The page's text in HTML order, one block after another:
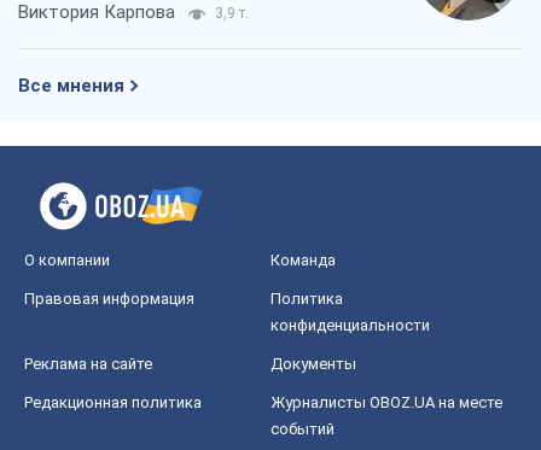
Виктория Карпова 3,9 т.
Все мнения
О компании Команда
Правовая информация
Политика
конфиденциальности
Реклама на сайте Документы
Редакционная политика
Журналисты OBOZ.UA на месте
событий